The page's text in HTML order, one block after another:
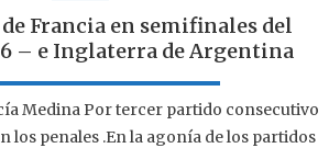
Francia en semifinales del
– e Inglaterra de Argentina
Medina Por tercer partido consecutivo
los penales .En la agonía de los partidos